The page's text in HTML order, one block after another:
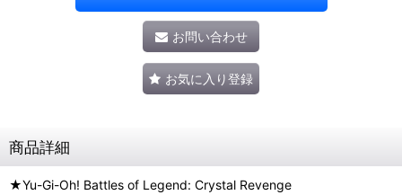
お問い合わせ
お気に入り登録
商品詳細
★Yu-Gi-Oh! Battles of Legend: Crystal Revenge